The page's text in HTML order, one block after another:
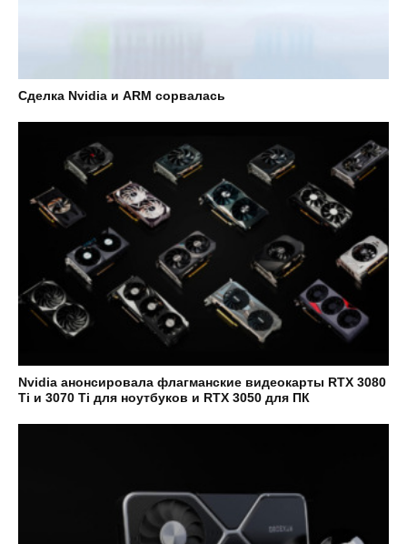
Сделка Nvidia и ARM сорвалась
Nvidia анонсировала флагманские видеокарты RTX 3080
Ti и 3070 Ti для ноутбуков и RTX 3050 для ПК